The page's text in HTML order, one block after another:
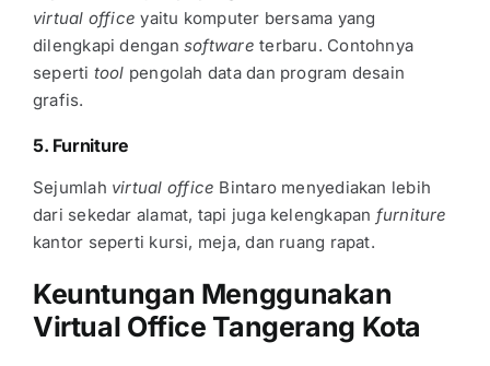
virtual officeyaitu komputer bersama yang
dilengkapi dengansoftwareterbaru. Contohnya
seperti tool pengolah data dan program desain
grafis.
5. Furniture
Sejumlah virtual office Bintaro menyediakan lebih
dari sekedar alamat, tapi juga kelengkapan furniture
kantor seperti kursi, meja, dan ruang rapat.
Keuntungan Menggunakan
Virtual Office Tangerang Kota